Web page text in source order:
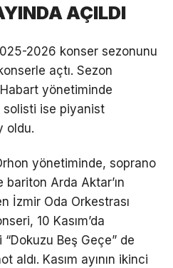
AÇILDI
2026 konser sezonunu
açtı. Sezon
Habart yönetiminde
solisti ise piyanist
oldu.
yönetiminde, soprano
bariton Arda Aktar’ın
İzmir Oda Orkestrası
10 Kasım’da
Beş Geçe” de
aldı. Kasım ayının ikinci